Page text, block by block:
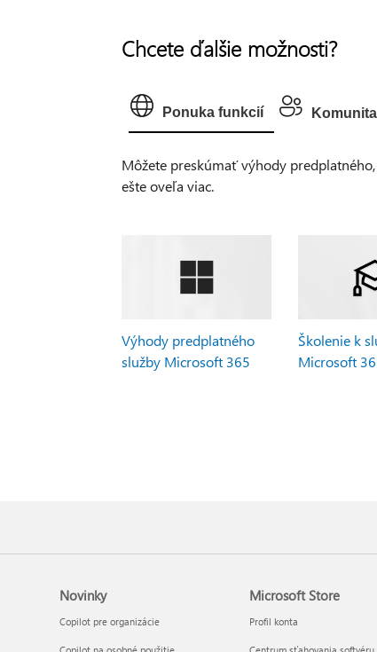
Chcete ďalšie možnosti?
Ponuka funkcií Komunita
Môžete preskúmať výhody
ešte oveľa viac.
Výhody predplatného
služby Microsoft 365
Školenie k
Microsoft
Novinky
Copilot pre organizácie
Microsoft Store
Profil konta